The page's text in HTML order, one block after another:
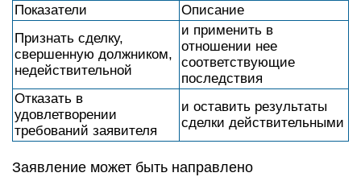
Показатели
Описание
Признать сделку,
свершенную должником,
недействительной
и применить в
отношении нее
соответствующие
последствия
Отказать в
удовлетворении
требований заявителя
и оставить результаты
сделки действительными
Заявление может быть направлено